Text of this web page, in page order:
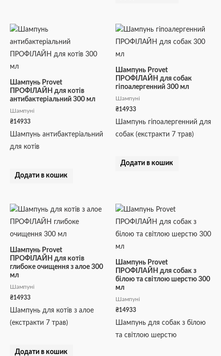
Шампунь Provet
ПРОФІЛАЙН для котів
антибактеріальний 300 мл
Шампуні
₴14933
Шампунь антибактеріальний
для котів
Додати в кошик
Шампунь Provet
ПРОФІЛАЙН для собак
гіпоалергенний 300 мл
Шампуні
₴14933
Шампунь гіпоалергенний для
собак (екстракти 7 трав)
Додати в кошик
Шампунь Provet
ПРОФІЛАЙН для котів
глибоке очищення з алое 300
мл
Шампуні
₴14933
Шампунь для котів з алое
(екстракти 7 трав)
Додати в кошик
Шампунь Provet
ПРОФІЛАЙН для собак з
білою та світлою шерстю 300
мл
Шампуні
₴14933
Шампунь для собак з білою
та світлою шерстю